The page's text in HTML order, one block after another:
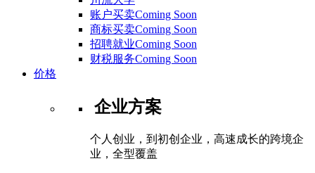
账户买卖Coming Soon
商标买卖Coming Soon
招聘就业Coming Soon
财税服务Coming Soon
价格
企业方案
个人创业，到初创企业，高速成长的跨境企
业，全型覆盖